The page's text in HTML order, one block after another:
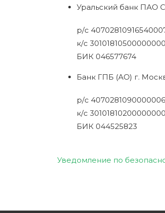
Уральский банк ПАО
р/с
к/с
БИК 046577674
Банк ГПБ (АО) г.
р/с
к/с
БИК 044525823
Уведомление по